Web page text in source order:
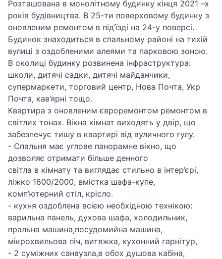
Розташована в монолітному будинку кінця 2021 –х
років будівництва. В 25-ти поверховому будинку з
оновленим ремонтом в під’їзді на 24-у поверсі.
Будинок знаходиться в спальному районі на тихій
вулиці з оздобленими алеями та парковою зоною.
В околиці будинку розвинена інфраструктура:
школи, дитячі садки, дитячі майданчики,
супермаркети, торговий центр, Нова Почта, Укр
Почта, кав’ярні тощо.
Квартира з оновленим євроремонтом ремонтом в
світлих тонах. Вікна кімнат виходять у двір, що
забезпечує тишу в квартирі від вуличного гулу.
- Спальня має углове панорамне вікно, що
дозволяє отримати більше денного
світла в кімнату та виглядає стильно в інтер’єрі,
ліжко 1600/2000, вмістка шафа-купе,
комп’ютерний стіл, крісло.
- кухня оздоблена всією необхідною технікою:
варильна панель, духова шафа, холодильник,
пральна машина,посудомийна машина,
мікрохвильова піч, витяжка, кухонний гарнітур,
- 2 суміжних санвузла,в обох душова кабіна,